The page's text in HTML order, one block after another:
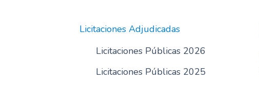
Licitaciones Adjudicadas
Licitaciones Públicas 2026
Licitaciones Públicas 2025